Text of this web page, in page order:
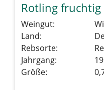
Rotling
Weingut:
Land:
Rebsorte:
Jahrgang:
19
Größe: